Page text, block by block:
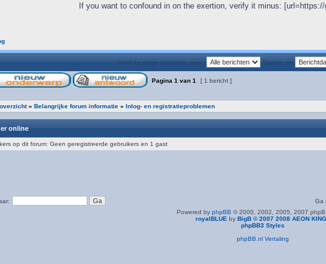
If you want to confound in on the exertion, verify it minus:
Geef de vorige berichten weer: Sorteer op
Pagina 1 van 1 [ 1 bericht ]
» Belangrijke forum informatie» Inlog- en registratieproblemen
online
op dit forum: Geen geregistreerde gebruikers en 1 gast
Ga
Powered by phpBB © 2000, 2002, 2005, 2007
royalBLUE by BigB © 2007 2008 AEON
phpBB3 Styles
phpBB.nl Vertaling